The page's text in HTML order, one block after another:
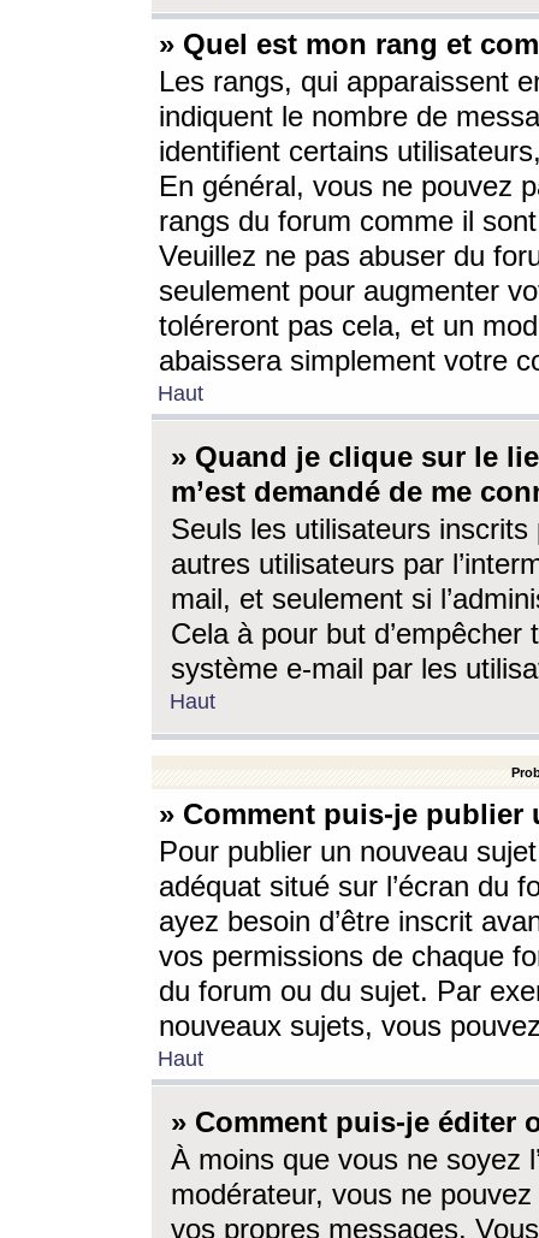
» Quel est mon rang et
Les rangs, qui apparaissent
indiquent le nombre de
identifient certains
En général, vous ne pouvez
rangs du forum comme il
Veuillez ne pas abuser du
seulement pour augmenter
toléreront pas cela, et un
abaissera simplement votre
Haut
» Quand je clique sur le
m’est demandé de me
Seuls les utilisateurs
autres utilisateurs par
mail, et seulement si
Cela à pour but
système e-mail par les
Haut
» Comment puis-je
Pour publier un nouveau
adéquat situé sur l’écran du
ayez besoin d’être inscrit
vos permissions de chaque
du forum ou du sujet. Par
nouveaux sujets, vous
Haut
» Comment puis-je éditer
À moins que vous ne soyez
modérateur, vous ne
vos propres messages.